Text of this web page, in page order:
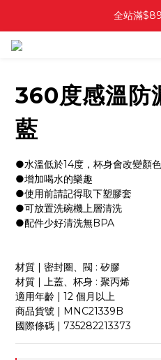
全站滿
360度感溫
藍
●水溫低於14度，杯身會改變顏色
●增加喝水的樂趣
●使用前請記得取下塑膠套
●可放置洗碗機上層清洗
●配件少好清洗無BPA
材質 | 密封圈、閥 : 矽膠
材質 | 上蓋、杯身 : 聚丙烯
適用年齡 | 12 個月以上
商品貨號 | MNC21339B
國際條碼 | 735282213373